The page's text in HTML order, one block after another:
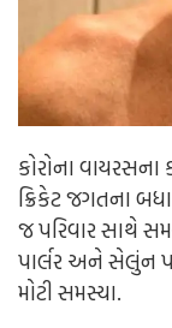
કોરોના
ક્રિકેટ જગતના
જ પરિવાર સાથે
પાર્લર અને સેલુંન
મોટી સમસ્યા.